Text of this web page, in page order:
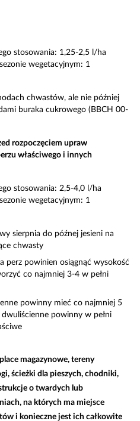
stosowania: 1,25-2,5 l/ha
wegetacyjnym: 1
chwastów, ale nie później
buraka cukrowego (BBCH 00-
rozpoczęciem upraw
właściwego i innych
stosowania: 2,5-4,0 l/ha
wegetacyjnym: 1
sierpnia do późnej jesieni na
chwasty
perz powinien osiągnąć wysokość
co najmniej 3-4 w pełni
powinny mieć co najmniej 5
powinny w pełni
magazynowe, tereny
ścieżki dla pieszych, chodniki,
o twardych lub
na których ma miejsce
i konieczne jest ich całkowite